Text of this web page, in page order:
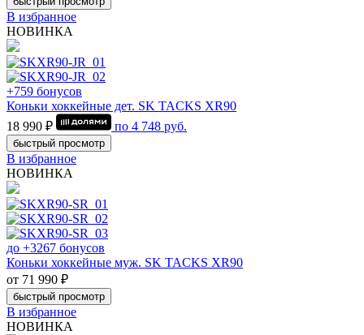
В избранное
НОВИНКА
+759 бонусов
Коньки хоккейные дет. SK TACKS XR90
18 990 ₽
по 4 748 руб.
быстрый просмотр
В избранное
НОВИНКА
до +3267 бонусов
Коньки хоккейные муж. SK TACKS XR90
от 71 990 ₽
быстрый просмотр
В избранное
НОВИНКА